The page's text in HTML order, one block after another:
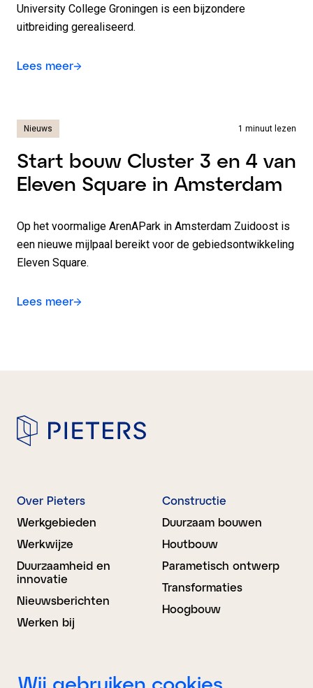
Wij gebruiken cookies
University College Groningen is een bijzondere
uitbreiding gerealiseerd.
Lees meer
Nieuws 1 minuut lezen
Start bouw Cluster 3 en 4 van
Eleven Square in Amsterdam
Op het voormalige ArenAPark in Amsterdam Zuidoost is
een nieuwe mijlpaal bereikt voor de gebiedsontwikkeling
Eleven Square.
Lees meer
Over Pieters
Werkgebieden
Werkwijze
Duurzaamheid en
innovatie
Nieuwsberichten
Werken bij
Constructie
Duurzaam bouwen
Houtbouw
Parametisch ontwerp
Transformaties
Hoogbouw